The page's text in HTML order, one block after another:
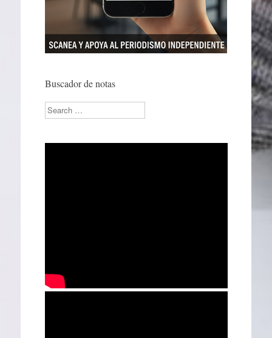
Buscador de notas
Search